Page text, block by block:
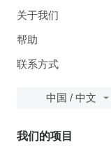
关于我们
帮助
联系方式
中国 / 中文
我们的项目